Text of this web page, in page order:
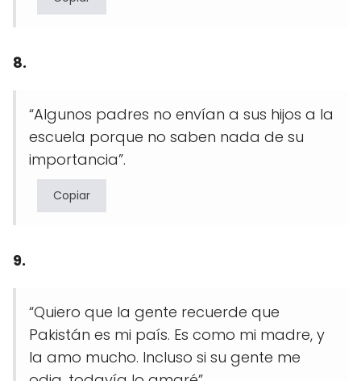
8.
“Algunos padres no envían a sus hijos a la
escuela porque no saben nada de su
importancia”.
Copiar
9.
“Quiero que la gente recuerde que
Pakistán es mi país. Es como mi madre, y
la amo mucho. Incluso si su gente me